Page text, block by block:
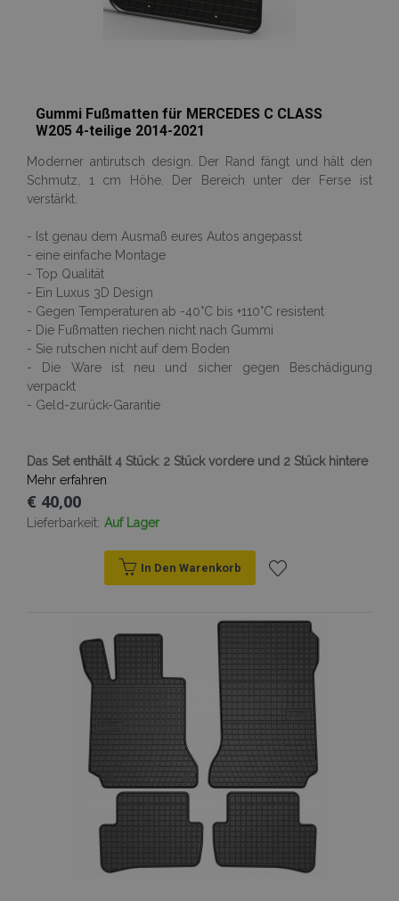
Gummi Fußmatten für MERCEDES C CLASS
W205 4-teilige 2014-2021
Moderner antirutsch design. Der Rand fängt und hält den
Schmutz, 1 cm Höhe. Der Bereich unter der Ferse ist
verstärkt.
- Ist genau dem Ausmaß eures Autos angepasst
- eine einfache Montage
- Top Qualität
- Ein Luxus 3D Design
- Gegen Temperaturen ab -40°C bis +110°C resistent
- Die Fußmatten riechen nicht nach Gummi
- Sie rutschen nicht auf dem Boden
- Die Ware ist neu und sicher gegen Beschädigung
verpackt
- Geld-zurück-Garantie
Das Set enthält 4 Stück: 2 Stück vordere und 2 Stück hintere
Mehr erfahren
€ 40,00
Lieferbarkeit: Auf Lager
In Den Warenkorb
Wunschliste
hinzufügen